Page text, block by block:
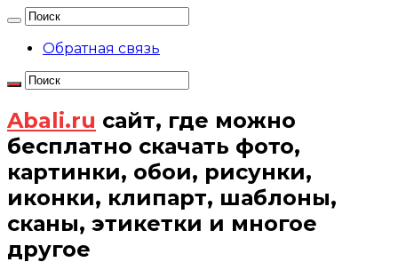
Обратная связь
Abali.ru сайт, где можно
бесплатно скачать фото,
картинки, обои, рисунки,
иконки, клипарт, шаблоны,
сканы, этикетки и многое
другое